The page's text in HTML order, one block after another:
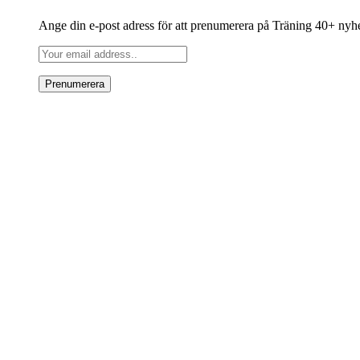
Ange din e-post adress för att prenumerera på Träning 40+